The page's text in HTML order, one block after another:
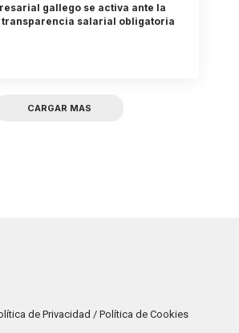
gallego se activa ante la
transparencia salarial obligatoria
CARGAR MAS
de Privacidad / Política de Cookies